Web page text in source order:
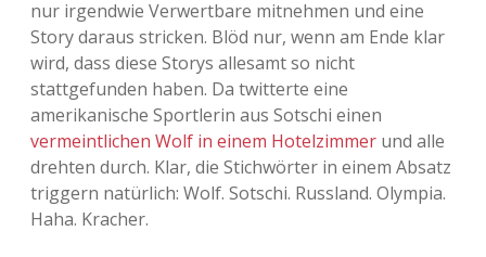
Nur mal so
Täglicher Sinnwahn
Visuelles
Wandnotizen
Adventskalender 2011
Adventskalender 2012
Adventskalender 2013
Adventskalender 2014
nur irgendwie Verwertbare mitnehmen und eine
Story daraus stricken. Blöd nur, wenn am Ende klar
wird, dass diese Storys allesamt so nicht
stattgefunden haben. Da twitterte eine
amerikanische Sportlerin aus Sotschi einen
vermeintlichen Wolf in einem Hotelzimmer und alle
drehten durch. Klar, die Stichwörter in einem Absatz
triggern natürlich: Wolf. Sotschi. Russland. Olympia.
Haha. Kracher.